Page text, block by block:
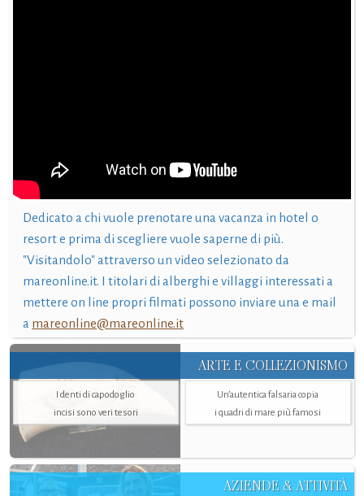
Dedicato a chi vuole prenotare una vacanza in hotel o
resort e prima di scegliere vuole saperne di più.
"Visitandolo" attraverso un video selezionato da
mareonline.it. I titolari di alberghi e villaggi interessati a
mettere on line propri filmati possono inviare una e mail
a mareonline@mareonline.it
ARTE E COLLEZIONISMO
I denti di capodoglio
incisi sono veri tesori
Un’autentica falsaria copia
i quadri di mare più famosi
AZIENDE & ATTIVITÀ